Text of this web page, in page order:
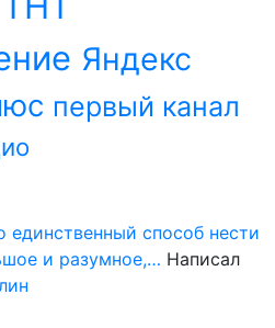
Яндекс
первый канал
единственный способ нести
и разумное,… Написал